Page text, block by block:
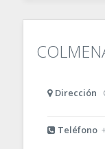
Dirección
Teléfono